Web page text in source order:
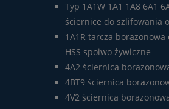
Typ 1A1W 1A1 1A8 6A1
ściernice do szlifowania
1A1R tarcza borazonowa
HSS spoiwo żywiczne
4A2 ściernica
4BT9 ściernica
4V2 ściernica